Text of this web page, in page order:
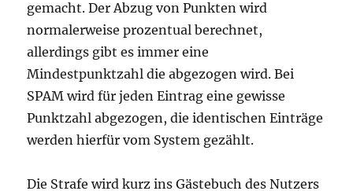
gemacht. Der Abzug von Punkten wird
normalerweise prozentual berechnet,
allerdings gibt es immer eine
Mindestpunktzahl die abgezogen wird. Bei
SPAM wird für jeden Eintrag eine gewisse
Punktzahl abgezogen, die identischen Einträge
werden hierfür vom System gezählt.
Die Strafe wird kurz ins Gästebuch des Nutzers